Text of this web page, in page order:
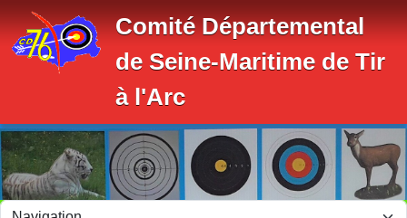
Comité Départemental
de Seine-Maritime de Tir
à l'Arc
Panneau de gestion des cookies